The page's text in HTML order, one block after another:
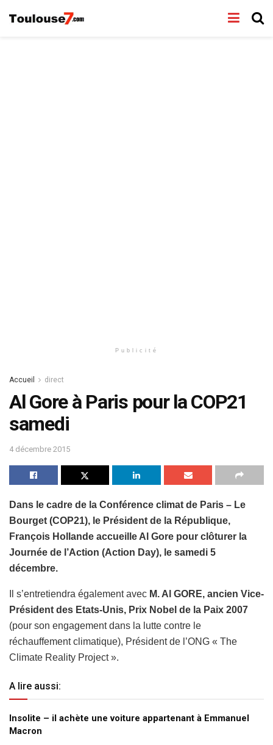
Publicité
Accueil direct
Al Gore à Paris pour la COP21
samedi
4 décembre 2015
Dans le cadre de la Conférence climat de Paris – Le
Bourget (COP21), le Président de la République,
François Hollande accueille Al Gore pour clôturer la
Journée de l’Action (Action Day), le samedi 5
décembre.
Il s’entretiendra également avec M. Al GORE, ancien Vice-
Président des Etats-Unis, Prix Nobel de la Paix 2007
(pour son engagement dans la lutte contre le
réchauffement climatique), Président de l’ONG « The
Climate Reality Project ».
A lire aussi:
Insolite – il achète une voiture appartenant à Emmanuel
Macron